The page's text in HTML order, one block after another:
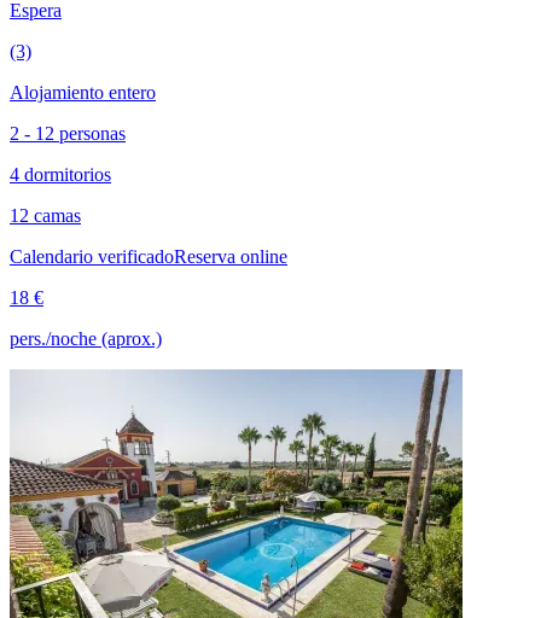
Espera
(3)
Alojamiento entero
2 - 12 personas
4 dormitorios
12 camas
Calendario verificadoReserva online
18 €
pers./noche (aprox.)